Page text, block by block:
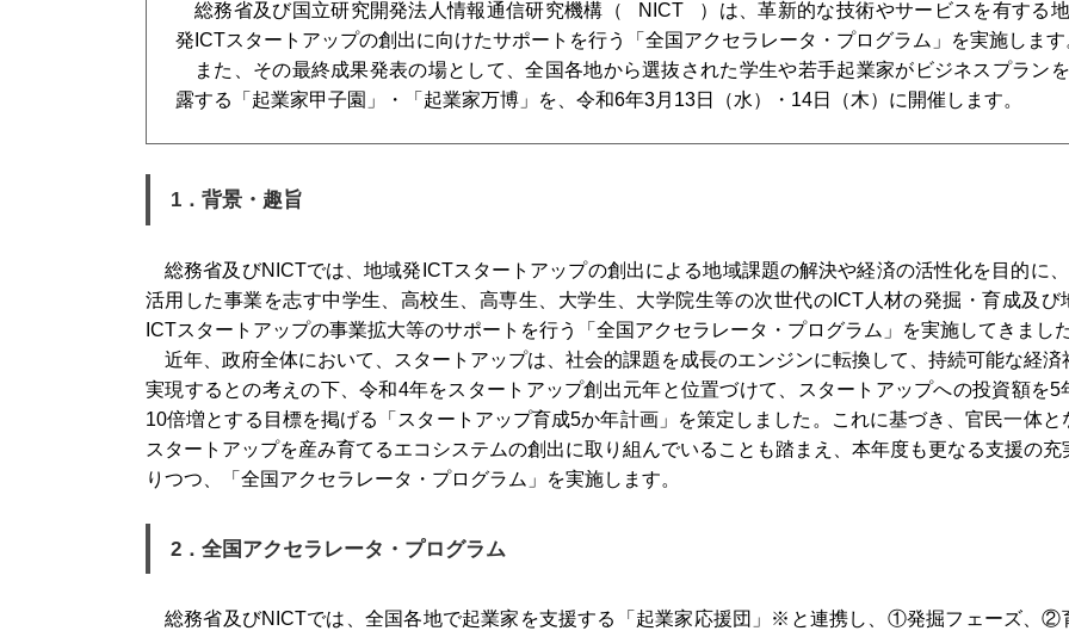
総務省及び国立研究開発法人情報通信研究機構（ NICT
）は、革新的な技術やサービスを有する
発ICTスタートアップの創出に向けたサポートを行う「全国アクセラレータ・プログラム」を実施します
また、その最終成果発表の場として、全国各地から選抜された学生や若手起業家がビジネスプラン
露する「起業家甲子園」・「起業家万博」を、令和6年3月13日（水）・14日（木）に開催します。
1．背景・趣旨
総務省及びNICTでは、地域発ICTスタートアップの創出による地域課題の解決や経済の活性化を目的に
活用した事業を志す中学生、高校生、高専生、大学生、大学院生等の次世代のICT人材の発掘・育成及び
ICTスタートアップの事業拡大等のサポートを行う「全国アクセラレータ・プログラム」を実施してきまし
近年、政府全体において、スタートアップは、社会的課題を成長のエンジンに転換して、持続可能な経済
実現するとの考えの下、令和4年をスタートアップ創出元年と位置づけて、スタートアップへの投資額を5
10倍増とする目標を掲げる「スタートアップ育成5か年計画」を策定しました。これに基づき、官民一体と
スタートアップを産み育てるエコシステムの創出に取り組んでいることも踏まえ、本年度も更なる支援の充
りつつ、「全国アクセラレータ・プログラム」を実施します。
2．全国アクセラレータ・プログラム
総務省及びNICTでは、全国各地で起業家を支援する「起業家応援団」※と連携し、①発掘フェーズ、②